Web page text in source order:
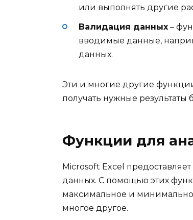
или выполнять другие
Валидация данных –
вводимые данные,
данных.
Эти и многие другие
получать нужные результаты
Функции для
Microsoft Excel
данных. С помощью этих
максимальное и
многое другое.